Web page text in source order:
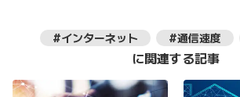
#インターネット #通信速度
に関連する記事